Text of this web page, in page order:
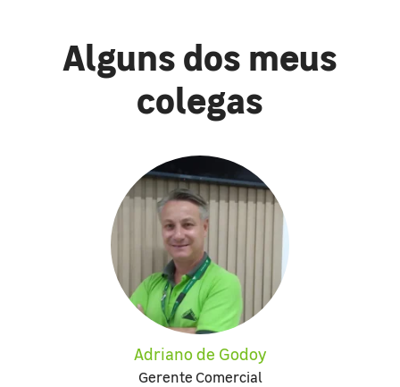
Alguns dos meus
colegas
Adriano de Godoy
Gerente Comercial